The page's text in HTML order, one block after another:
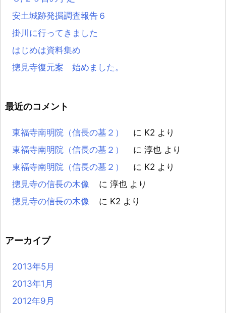
安土城跡発掘調査報告６
掛川に行ってきました
はじめは資料集め
摠見寺復元案 始めました。
最近のコメント
東福寺南明院（信長の墓２） に K2 より
東福寺南明院（信長の墓２）
に 淳也 より
東福寺南明院（信長の墓２）
に K2 より
摠見寺の信長の木像
に 淳也 より
摠見寺の信長の木像
に K2 より
アーカイブ
2013年5月
2013年1月
2012年9月